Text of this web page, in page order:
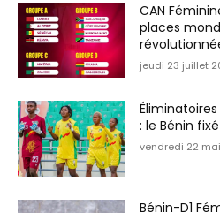
CAN
places
jeudi 23 juillet
Éliminatoires
: le Bénin
vendredi 22
Bénin-D1